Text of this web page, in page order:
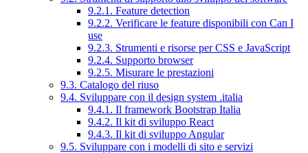
9.2.1. Feature detection
9.2.2. Verificare le feature disponibili con Can I
use
9.2.3. Strumenti e risorse per CSS e JavaScript
9.2.4. Supporto browser
9.2.5. Misurare le prestazioni
9.3. Catalogo del riuso
9.4. Sviluppare con il design system .italia
9.4.1. Il framework Bootstrap Italia
9.4.2. Il kit di sviluppo React
9.4.3. Il kit di sviluppo Angular
9.5. Sviluppare con i modelli di sito e servizi